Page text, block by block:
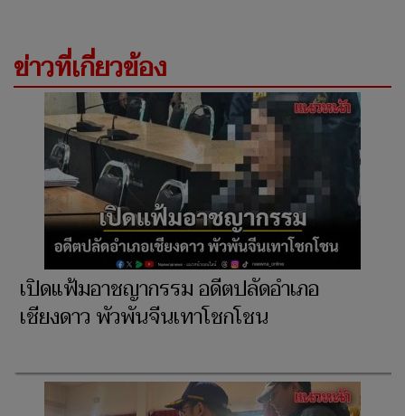
ข่าวที่เกี่ยวข้อง
เปิดแฟ้มอาชญากรรม อดีตปลัดอำเภอ
เชียงดาว พัวพันจีนเทาโชกโชน